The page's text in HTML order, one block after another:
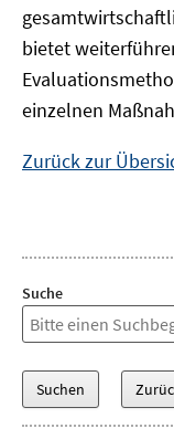
bietet
einzelnen
Zurück zur
Suche